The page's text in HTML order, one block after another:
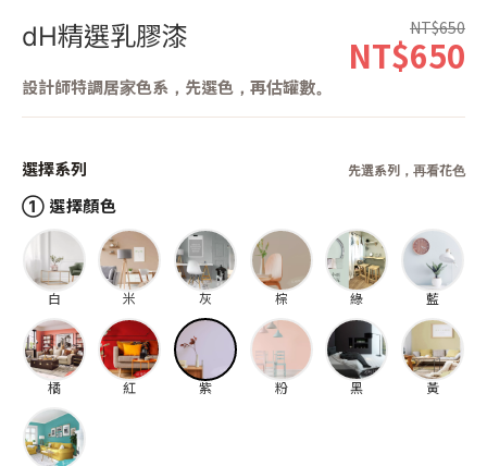
dH精選乳膠漆
設計師特調居家色系，先選色，再估罐數。
NT$650
NT$650
選擇系列 先選系列，再看花色
① 選擇顏色
白 米 灰 棕 綠 藍
橘 紅 紫 粉 黑 黃